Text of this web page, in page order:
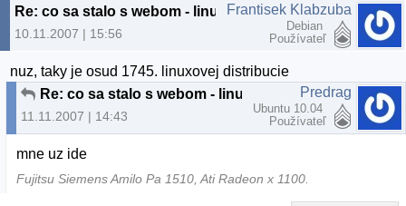
Re: co sa stalo s webom - linuxmint.com ...?
10.11.2007 | 15:56
Frantisek Klabzuba
Debian
Používateľ
nuz, taky je osud 1745. linuxovej distribucie
11.11.2007 | 14:43
Predrag
Ubuntu 10.04
Používateľ
mne uz ide
Fujitsu Siemens Amilo Pa 1510, Ati Radeon x 1100.